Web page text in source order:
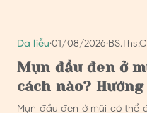
Da liễu·01/08/2026·
Mụn đầu đen ở
cách nào?
Mụn đầu đen ở mũi có thể